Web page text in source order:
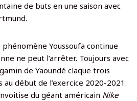
de buts en une saison avec
Youssoufa continue
ne peut l’arrêter. Toujours avec
de Yaoundé claque trois
début de l’exercice 2020-2021.
du géant américain Nike